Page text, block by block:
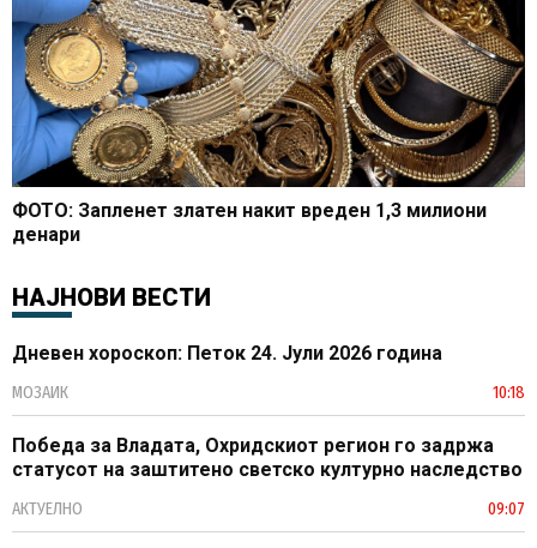
ФОТО: Запленет златен накит вреден 1,3 милиони
денари
НАЈНОВИ ВЕСТИ
Дневен хороскоп: Петок 24. Јули 2026 година
МОЗАИК 10:18
Победа за Владата, Охридскиот регион го задржа
статусот на заштитено светско културно наследство
АКТУЕЛНО 09:07